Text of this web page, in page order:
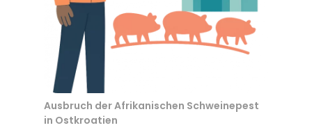
Ausbruch der Afrikanischen Schweinepest
in Ostkroatien